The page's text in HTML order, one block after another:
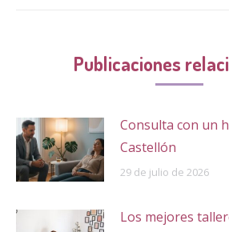
Publicaciones
Consulta con un
Castellón
29 de julio de 2026
Los mejores